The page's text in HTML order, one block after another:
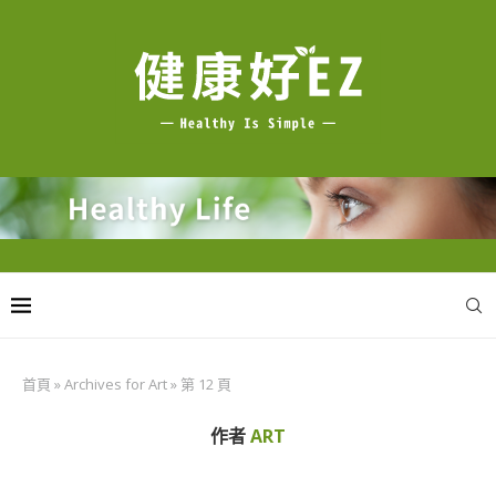
首頁 »Archives for Art» 第 12 頁
作者ART